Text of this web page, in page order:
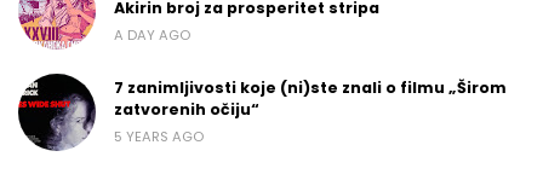
Akirin broj za prosperitet stripa
A DAY AGO
7 zanimljivosti koje (ni)ste znali o filmu „Širom
zatvorenih očiju“
5 YEARS AGO